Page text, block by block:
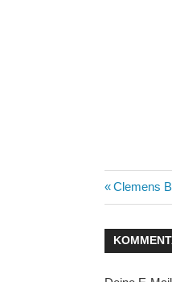
Vorheriger
Beitrag:
Clemens